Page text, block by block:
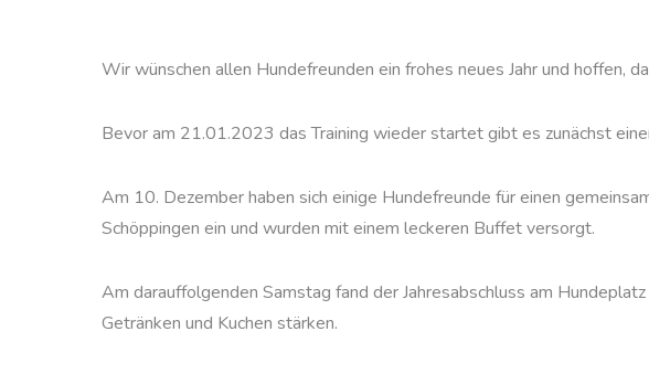
Wir wünschen allen Hundefreunden ein frohes neues Jahr und hoffen,
Bevor am 21.01.2023 das Training wieder startet gibt es zunächst
Am 10. Dezember haben sich einige Hundefreunde für einen
Schöppingen ein und wurden mit einem leckeren Buffet versorgt.
Am darauffolgenden Samstag fand der Jahresabschluss am
Getränken und Kuchen stärken.